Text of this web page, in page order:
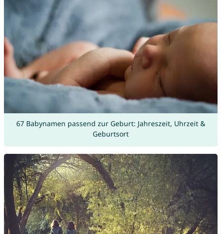
67 Babynamen passend zur Geburt: Jahreszeit, Uhrzeit &
Geburtsort